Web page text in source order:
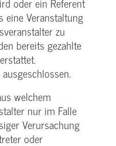
eine Veranstaltung
zu
bereits gezahlte
welchem
nur im Falle
Verursachung
oder